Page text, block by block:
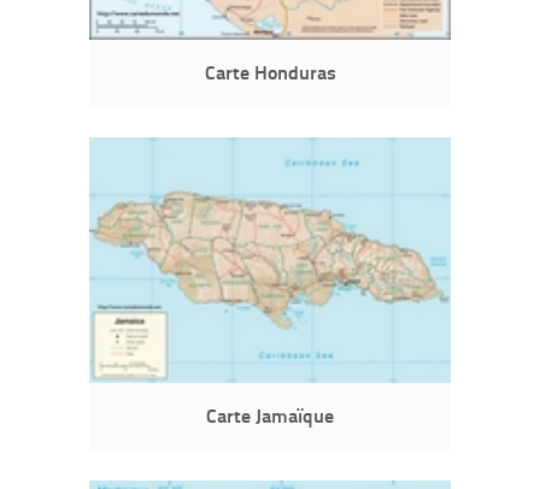
Carte Honduras
Carte Jamaïque